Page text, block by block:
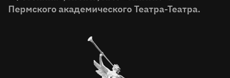
Пермского академического Театра-Театра.